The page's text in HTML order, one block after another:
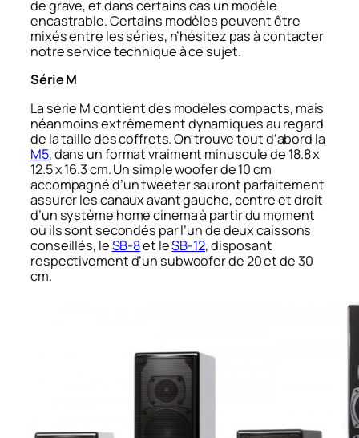
de grave, et dans certains cas un modèle
encastrable. Certains modèles peuvent être
mixés entre les séries, n’hésitez pas à contacter
notre service technique à ce sujet.
Série M
La série M contient des modèles compacts, mais
néanmoins extrêmement dynamiques au regard
de la taille des coffrets. On trouve tout d’abord la
M5, dans un format vraiment minuscule de 18.8 x
12.5 x 16.3 cm. Un simple woofer de 10 cm
accompagné d’un tweeter sauront parfaitement
assurer les canaux avant gauche, centre et droit
d’un système home cinema à partir du moment
où ils sont secondés par l’un de deux caissons
conseillés, leSB-8et leSB-12, disposant
respectivement d’un subwoofer de 20 et de 30
cm.